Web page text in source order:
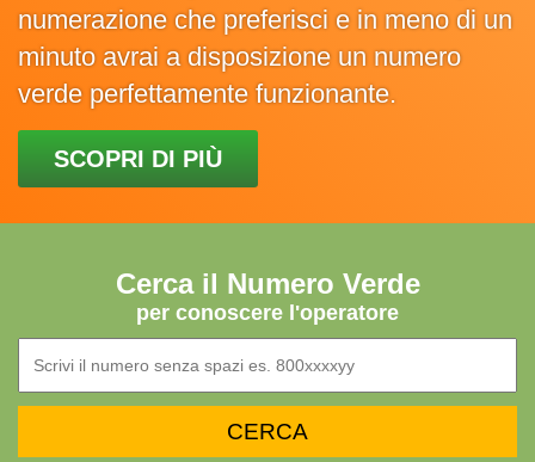
numerazione che preferisci e in meno di un
minuto avrai a disposizione un numero
verde perfettamente funzionante.
SCOPRI DI PIÙ
Cerca il Numero Verde
per conoscere l'operatore